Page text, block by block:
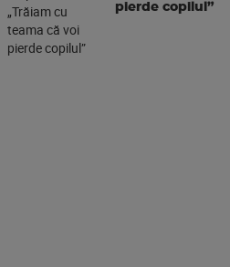
pierde copilul”